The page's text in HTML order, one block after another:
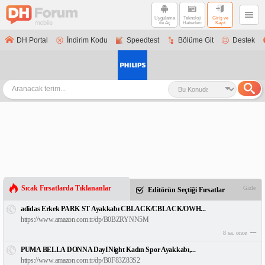
Uygulama
ile Aç
Teknoloji
Haberleri
Giriş ve
Kayıt
DH Portal İndirim Kodu Speedtest Bölüme Git Destek
Sıcak Fırsatlarda Tıklananlar Editörün Seçtiği Fırsatlar Gizle
adidas Erkek PARK ST Ayakkabı CBLACK/CBLACK/OWH...
https://www.amazon.com.tr/dp/B0BZRYNN5M
8 sa. önce
PUMA BELLA DONNA DayINight Kadın Spor Ayakkabı,...
https://www.amazon.com.tr/dp/B0F83Z83S2